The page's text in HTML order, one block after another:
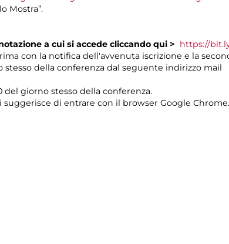
Mostra”.
a cui si accede cliccando qui > https://
con la notifica dell'avvenuta iscrizione e la
della conferenza dal seguente indirizzo mail
giorno stesso della conferenza.
suggerisce di entrare con il browser Google Chrome.